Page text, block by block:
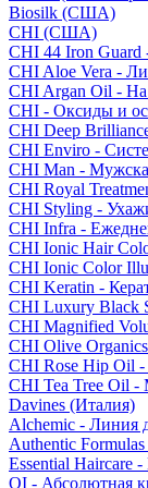
Biosilk (США)
CHI (США)
CHI 44 Iron Guard
CHI Aloe Vera -
CHI Argan Oil - На
CHI - Оксиды и
CHI Deep
CHI Enviro -
CHI Man -
CHI Royal
CHI Styling -
CHI Infra -
CHI Ionic Hair
CHI Ionic Color
CHI Keratin -
CHI Luxury Black
CHI Magnified
CHI Olive
CHI Rose Hip Oil
CHI Tea Tree Oil -
Davines (Италия)
Alchemic - Линия
Authentic
Essential Haircare
OI - Абсолютная